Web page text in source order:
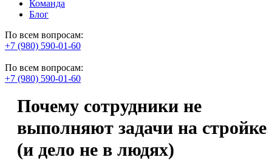
Команда
Блог
По всем вопросам:
+7 (980) 590-01-60
По всем вопросам:
+7 (980) 590-01-60
Почему сотрудники не
выполняют задачи на стройке
(и дело не в людях)